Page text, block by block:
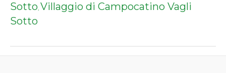
Sotto, Villaggio di Campocatino Vagli
Sotto